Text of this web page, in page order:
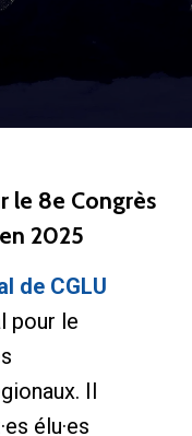
le 8e Congrès
2025
de CGLU
pour le
Il
élu·es